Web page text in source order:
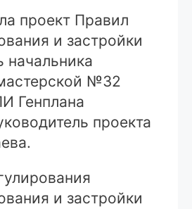
проект Правил
и застройки
начальника
№32
Генплана
проекта
и застройки